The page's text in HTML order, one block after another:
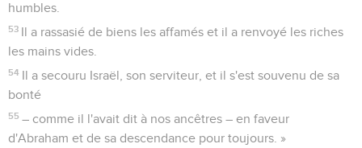
humbles.
53 Il a rassasié de biens les affamés et il a renvoyé les riches
les mains vides.
54 Il a secouru Israël, son serviteur, et il s'est souvenu de sa
bonté
55 – comme il l'avait dit à nos ancêtres – en faveur
d'Abraham et de sa descendance pour toujours. »